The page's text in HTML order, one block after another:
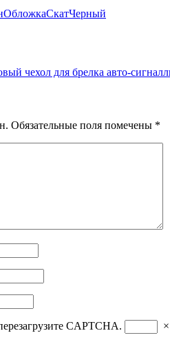
ОбложкаСкатЧерный
чехол для брелка авто-
Обязательные поля помечены *
CAPTCHA. ×